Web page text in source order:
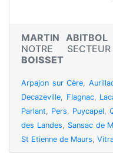
MARTIN
NOTRE
BOISSET
Arpajon sur Cère,
Decazeville, Flagnac,
Parlant, Pers, Puycapel,
des Landes, Sansac de
St Etienne de Maurs,